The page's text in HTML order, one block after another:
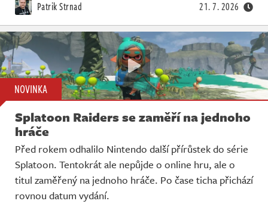
Patrik Strnad 21. 7. 2026
NOVINKA
Splatoon Raiders se zaměří na jednoho
hráče
Před rokem odhalilo Nintendo další přírůstek do série
Splatoon. Tentokrát ale nepůjde o online hru, ale o
titul zaměřený na jednoho hráče. Po čase ticha přichází
rovnou datum vydání.